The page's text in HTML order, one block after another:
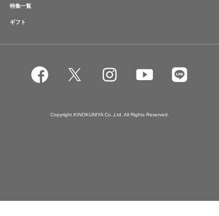
特集一覧
ギフト
Copyright KINOKUNIYA Co.,Ltd. All Rights Reserved.